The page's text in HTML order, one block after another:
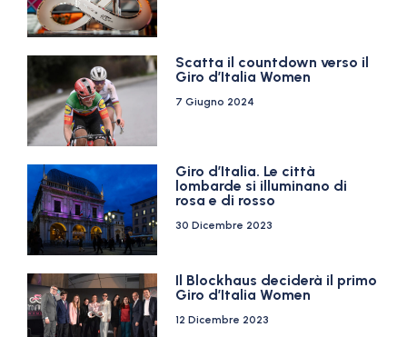
Scatta il countdown verso il
Giro d’Italia Women
7 Giugno 2024
Giro d’Italia. Le città
lombarde si illuminano di
rosa e di rosso
30 Dicembre 2023
Il Blockhaus deciderà il primo
Giro d’Italia Women
12 Dicembre 2023